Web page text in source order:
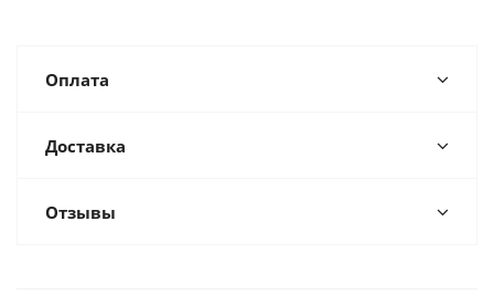
Оплата
Доставка
Отзывы